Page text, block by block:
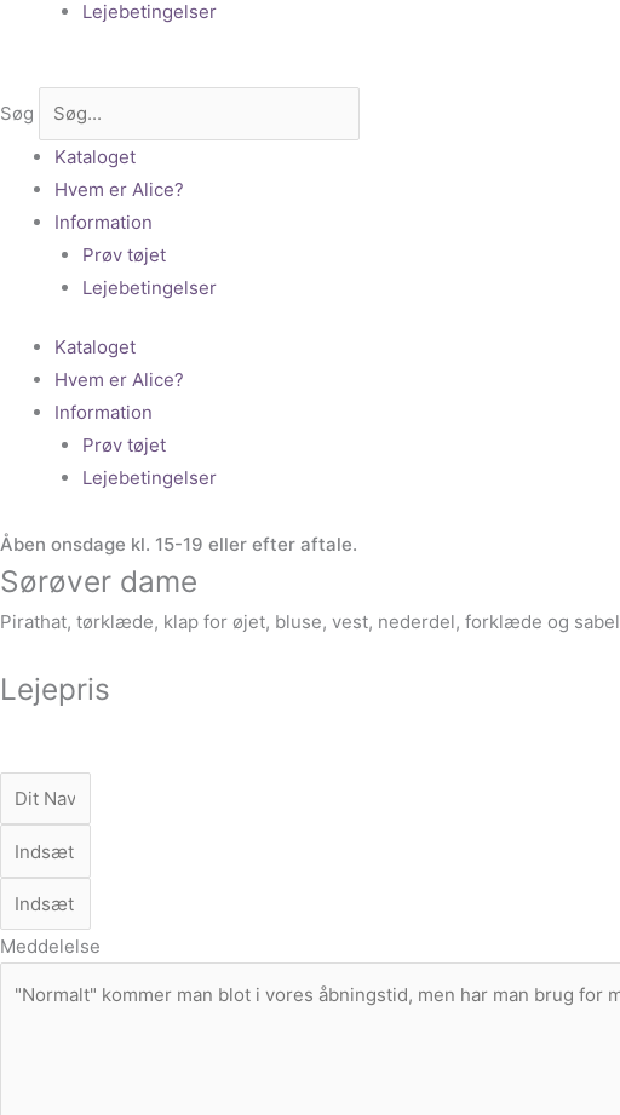
Lejebetingelser
Søg
Kataloget
Hvem er Alice?
Information
Prøv tøjet
Lejebetingelser
Kataloget
Hvem er Alice?
Information
Prøv tøjet
Lejebetingelser
Åben onsdage kl. 15-19 eller efter aftale.
Sørøver dame
Pirathat, tørklæde, klap for øjet, bluse, vest, nederdel, forklæde og sabel
Lejepris
Meddelelse